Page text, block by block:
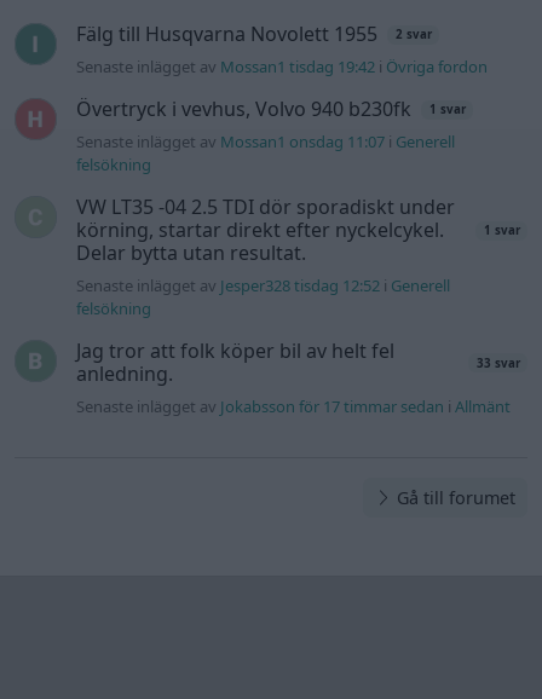
Fälg till Husqvarna Novolett 1955 2 svar
Senaste inlägget av Mossan1 tisdag 19:42 i Övriga fordon
Övertryck i vevhus, Volvo 940 b230fk 1 svar
Senaste inlägget av Mossan1 onsdag 11:07 i Generell
felsökning
VW LT35 -04 2.5 TDI dör sporadiskt under
körning, startar direkt efter nyckelcykel.
Delar bytta utan resultat.
1 svar
Senaste inlägget av Jesper328 tisdag 12:52 i Generell
felsökning
Jag tror att folk köper bil av helt fel
anledning.
33 svar
Senaste inlägget av Jokabsson för 17 timmar sedan iAllmänt
Gå till forumet